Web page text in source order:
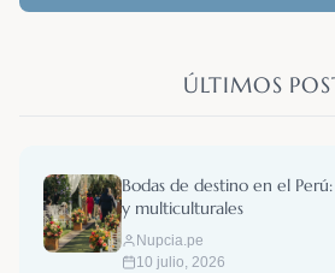
ÚLTIMOS
Bodas de destino en el
y multiculturales
Nupcia.pe
10 julio, 2026